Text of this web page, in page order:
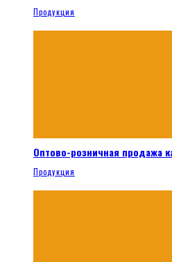
Продукция
Оптово-розничная продажа
Продукция